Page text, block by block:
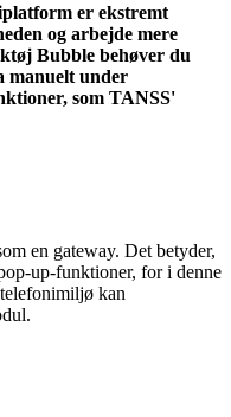
er ekstremt
og arbejde mere
Bubble behøver du
manuelt under
som TANSS'
en gateway. Det betyder,
up-funktioner, for i denne
kan